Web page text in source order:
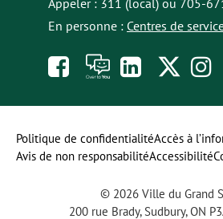
En personne : Centres de
Like
us
on
Facebook
À
toi
la
opens
in
a
tab
us
on
© 2026 Ville du Grand
200 rue Brady, Sudbury, ON
Politique de confidentialitéAccès à
Avis de non responsabilitéAccessibilité